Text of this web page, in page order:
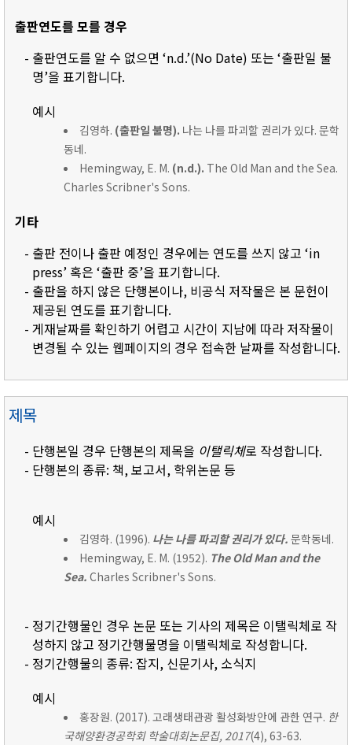
출판연도를 모를 경우
- 출판연도를 알 수 없으면 ‘n.d.’(No Date) 또는 ‘출판일 불
명’을 표기합니다.
예시
김영하. (출판일 불명). 나는 나를 파괴할 권리가 있다. 문학
동네.
Hemingway, E. M. (n.d.). The Old Man and the Sea.
Charles Scribner's Sons.
기타
- 출판 전이나 출판 예정인 경우에는 연도를 쓰지 않고 ‘in
press’ 혹은 ‘출판 중’을 표기합니다.
- 출판을 하지 않은 단행본이나, 비공식 저작물은 본 문헌이
제공된 연도를 표기합니다.
- 게재날짜를 확인하기 어렵고 시간이 지남에 따라 저작물이
변경될 수 있는 웹페이지의 경우 접속한 날짜를 작성합니다.
제목
- 단행본일 경우 단행본의 제목을 이탤릭체로 작성합니다.
- 단행본의 종류: 책, 보고서, 학위논문 등
예시
김영하. (1996). 나는 나를 파괴할 권리가 있다. 문학동네.
Hemingway, E. M. (1952). The Old Man and the
Sea. Charles Scribner's Sons.
- 정기간행물인 경우 논문 또는 기사의 제목은 이탤릭체로 작
성하지 않고 정기간행물명을 이탤릭체로 작성합니다.
- 정기간행물의 종류: 잡지, 신문기사, 소식지
예시
홍장원. (2017). 고래생태관광 활성화방안에 관한 연구. 한
국해양환경공학회 학술대회논문집, 2017(4), 63-63.